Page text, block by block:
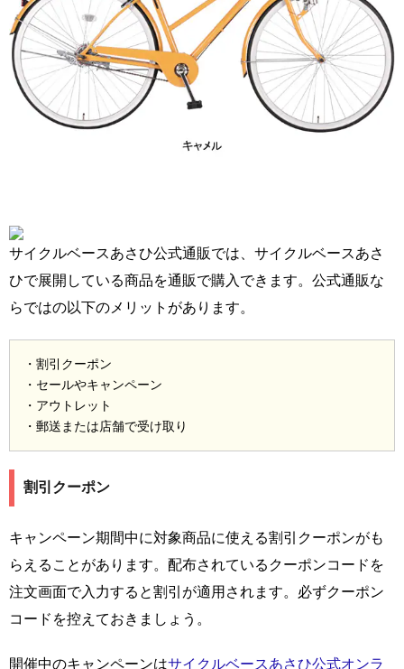
サイクルベースあさひ公式通販では、サイクルベースあさ
ひで展開している商品を通販で購入できます。公式通販な
らではの以下のメリットがあります。
・割引クーポン
・セールやキャンペーン
・アウトレット
・郵送または店舗で受け取り
割引クーポン
キャンペーン期間中に対象商品に使える割引クーポンがも
らえることがあります。配布されているクーポンコードを
注文画面で入力すると割引が適用されます。必ずクーポン
コードを控えておきましょう。
開催中のキャンペーンはサイクルベースあさひ公式オンラ